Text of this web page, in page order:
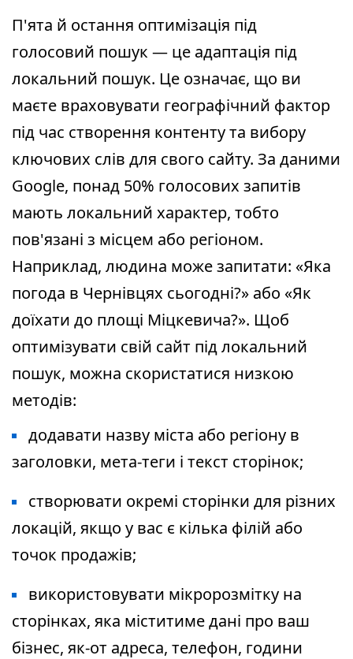
П'ята й остання оптимізація під
голосовий пошук — це адаптація під
локальний пошук. Це означає, що ви
маєте враховувати географічний фактор
під час створення контенту та вибору
ключових слів для свого сайту. За даними
Google, понад 50% голосових запитів
мають локальний характер, тобто
пов'язані з місцем або регіоном.
Наприклад, людина може запитати: «Яка
погода в Чернівцях сьогодні?» або «Як
доїхати до площі Міцкевича?». Щоб
оптимізувати свій сайт під локальний
пошук, можна скористатися низкою
методів:
додавати назву міста або регіону в
заголовки, мета-теги і текст сторінок;
створювати окремі сторінки для різних
локацій, якщо у вас є кілька філій або
точок продажів;
використовувати мікророзмітку на
сторінках, яка міститиме дані про ваш
бізнес, як-от адреса, телефон, години